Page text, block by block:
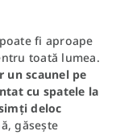
fi aproape
toată lumea.
un scaunelpe
cu spatele la
deloc
găsește